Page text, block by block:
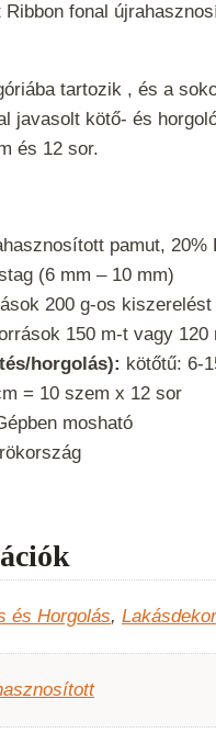
fonal
tartozik , és a
javasolt kötő- és
és 12 sor.
pamut,
(6 mm – 10 mm)
200 g-os
150 m-t vagy
horgolás): kötőtű: 6-
= 10 szem x 12 sor
mosható
és Horgolás,